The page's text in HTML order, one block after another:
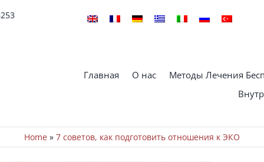
Главная О нас Методы Лечения
Home» 7 советов, как подготовить отношения к ЭКО